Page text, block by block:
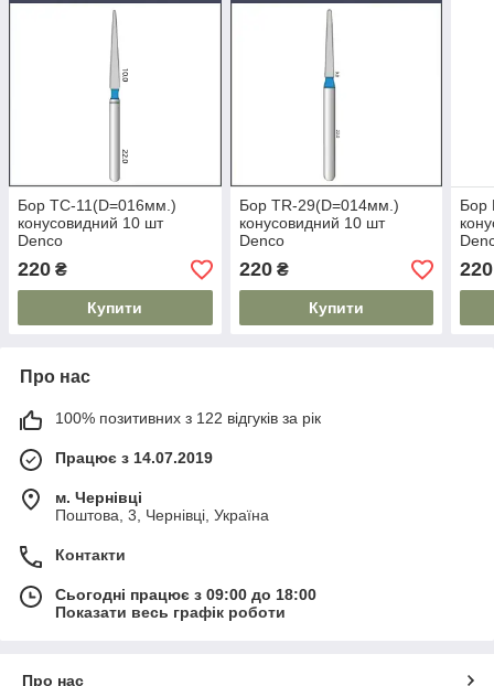
Бор TC-11(D=016мм.)
конусовидний 10 шт
Denco
220 ₴
Купити
Бор TR-29(D=014мм.)
конусовидний 10 шт
Denco
220₴
Купити
Бор
220
Про нас
100% позитивних з 122 відгуків за рік
Працює з 14.07.2019
м. Чернівці
Поштова, 3, Чернівці, Україна
Контакти
Сьогодні працює з 09:00 до 18:00
Показати весь графік роботи
Про нас